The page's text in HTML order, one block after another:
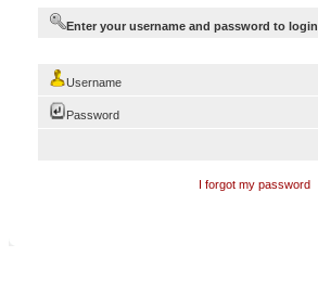
Enter your username and password to login
Username
Password
I forgot my password